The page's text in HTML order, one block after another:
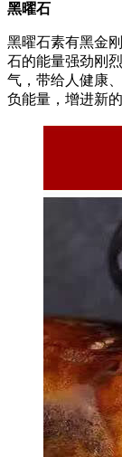
黑曜石
黑曜石素有黑金
石的能量强劲刚
气，带给人健康
负能量，增进新